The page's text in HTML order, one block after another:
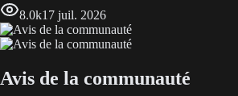
8.0k17 juil. 2026
Avis de la communauté